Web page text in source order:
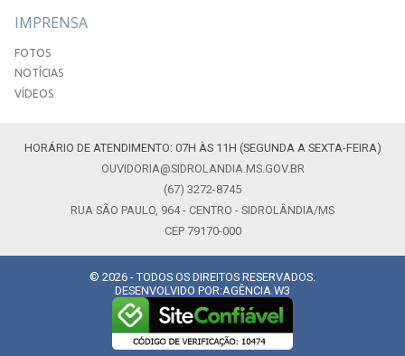
IMPRENSA
FOTOS
NOTÍCIAS
VÍDEOS
HORÁRIO DE ATENDIMENTO: 07H ÀS 11H (SEGUNDA A SEXTA-FEIRA)
OUVIDORIA@SIDROLANDIA.MS.GOV.BR
(67) 3272-8745
RUA SÃO PAULO, 964 - CENTRO - SIDROLÂNDIA/MS
CEP 79170-000
© 2026 - TODOS OS DIREITOS RESERVADOS.
DESENVOLVIDO POR:AGÊNCIA W3